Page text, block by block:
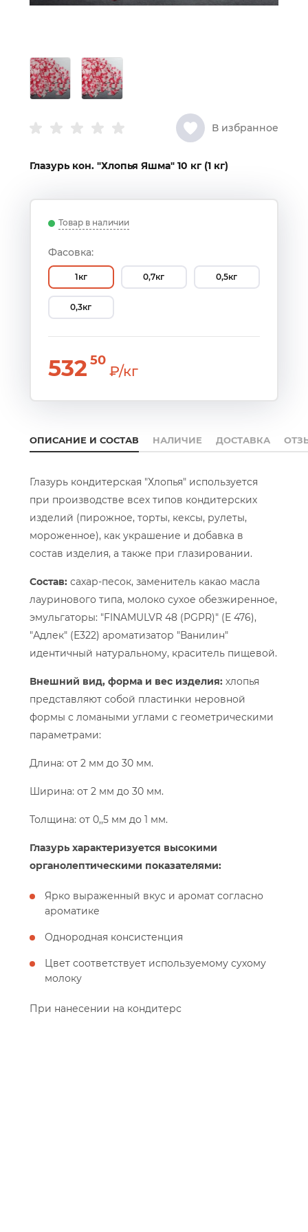
В избранное
Глазурь кон. "Хлопья Яшма" 10 кг (1 кг)
Товар в наличии
Фасовка:
1кг 0,7кг 0,5кг
0,3кг
53250
₽/кг
ОПИСАНИЕ И СОСТАВ НАЛИЧИЕ ДОСТАВКА
Глазурь кондитерская "Хлопья" используется
при производстве всех типов кондитерских
изделий (пирожное, торты, кексы, рулеты,
мороженное), как украшение и добавка в
состав изделия, а также при глазировании.
Состав: сахар-песок, заменитель какао масла
лауринового типа, молоко сухое обезжиренное,
эмульгаторы: "FINAMULVR 48 (PGPR)" (E 476),
"Адлек" (Е322) ароматизатор "Ванилин"
идентичный натуральному, краситель пищевой.
Внешний вид, форма и вес изделия: хлопья
представляют собой пластинки неровной
формы с ломаными углами с геометрическими
параметрами:
Длина: от 2 мм до 30 мм.
Ширина: от 2 мм до 30 мм.
Толщина: от 0,,5 мм до 1 мм.
Глазурь характеризуется высокими
органолептическими показателями:
Ярко выраженный вкус и аромат согласно
ароматике
Однородная консистенция
Цвет соответствует используемому сухому
молоку
При нанесении на кондитерс